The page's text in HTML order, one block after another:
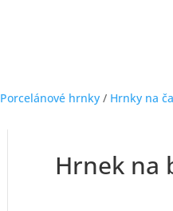
Porcelánové hrnky / Hrnky na
Hrnek na